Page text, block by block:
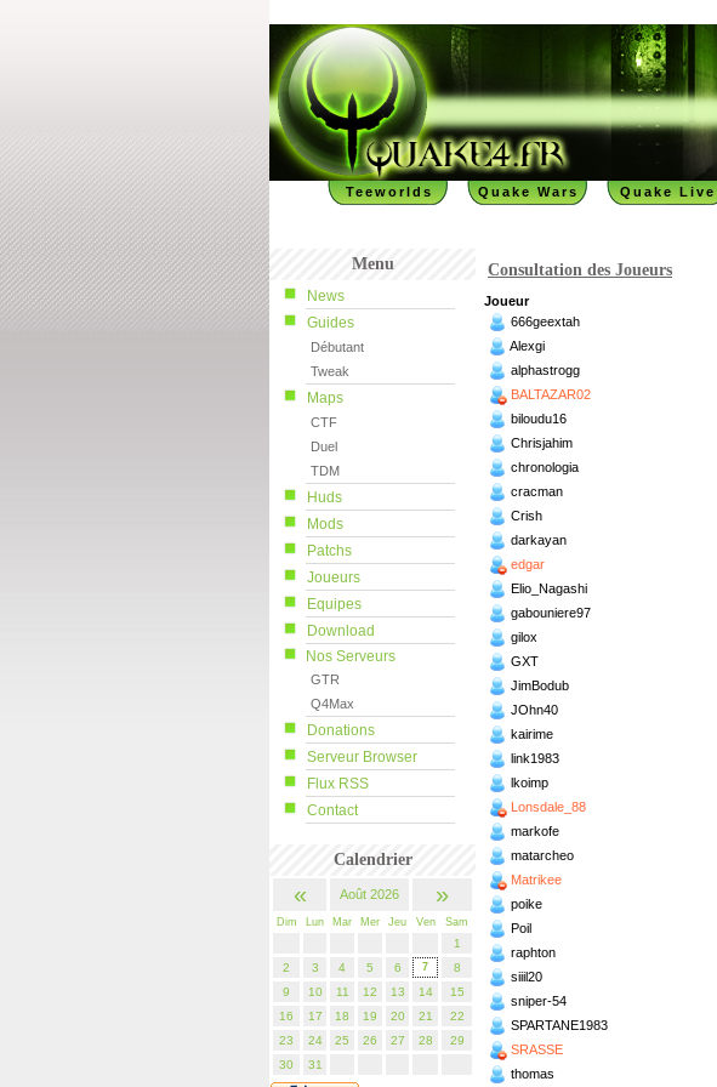
Quake Live
Quake Wars
Teeworlds
Menu
News
Guides
Débutant
Tweak
Maps
CTF
Duel
TDM
Huds
Mods
Patchs
Joueurs
Equipes
Download
Nos Serveurs
GTR
Q4Max
Donations
Serveur Browser
Flux RSS
Contact
Calendrier
« Août 2026 »
Dim Lun Mar Mer Jeu Ven Sam
1
2
3 4 5 6 7
8
9
10 11 12 13 14
15
16
17 18 19 20 21
22
23
24 25 26 27 28
29
30
31
Consultation des Joueurs
Joueur
666geextah
Alexgi
alphastrogg
BALTAZAR02
biloudu16
Chrisjahim
chronologia
cracman
Crish
darkayan
edgar
Elio_Nagashi
gabouniere97
gilox
GXT
JimBodub
JOhn40
kairime
link1983
lkoimp
Lonsdale_88
markofe
matarcheo
Matrikee
poike
Poil
raphton
siiil20
sniper-54
SPARTANE1983
SRASSE
thomas